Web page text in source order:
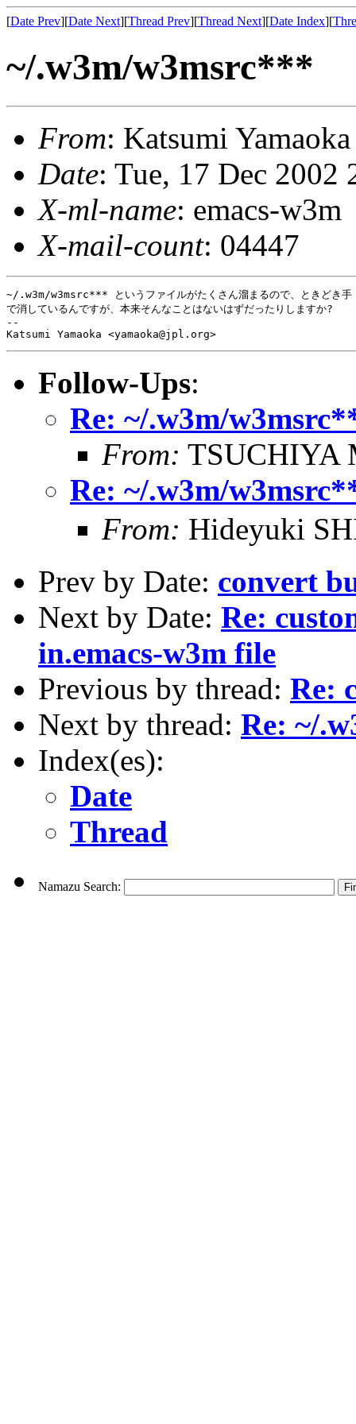
[Date Prev][Date Next][Thread Prev][Thread Next][Date Index][
~/.w3m/w3msrc***
From: Katsumi
Date: Tue, 17 Dec 2002
X-ml-name: emacs-w3m
X-mail-count: 04447
~/.w3m/w3msrc*** というファイルがたくさん溜まるので、ときどき手
で消しているんですが、本来そんなことはないはずだったりしますか?
--
Follow-Ups:
Re: ~/.w3m/
From: TSUCHIYA
Re: ~/.w3m/
From: Hideyuki
Prev by Date: convert
Next by Date: Re:
in.emacs-w3m file
Previous by thread: Re:
Next by thread: Re: ~/
Index(es):
Date
Thread
Namazu Search: